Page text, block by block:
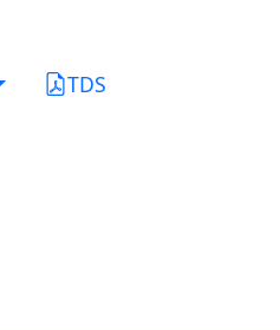
TDS